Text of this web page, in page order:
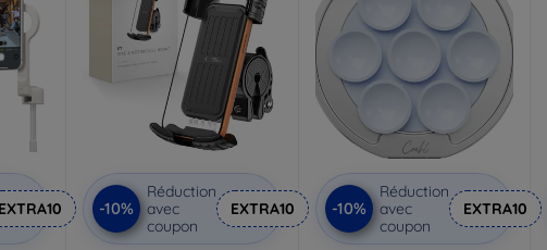
EXTRA10 -10%
Réduction
avec
coupon
EXTRA10 -10%
Réduction
avec
coupon
EXTRA10